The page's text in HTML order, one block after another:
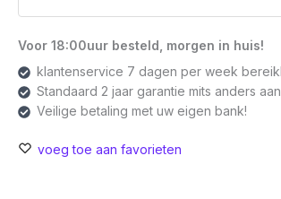
Voor 18:00uur besteld, morgen in huis!
klantenservice 7 dagen per week
Standaard 2 jaar garantie mits anders
Veilige betaling met uw eigen bank!
voeg toe aan favorieten